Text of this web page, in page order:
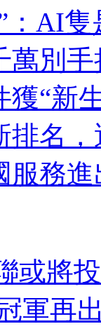
：AI隻
萬別
“新
排名
服務
或將
軍再